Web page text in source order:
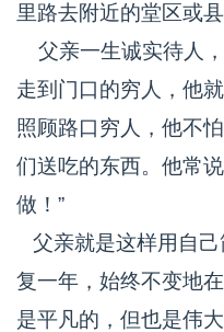
里路去附近的堂区或
父亲一生诚实待人
走到门口的穷人，他
照顾路口穷人，他不
们送吃的东西。他常
做！”
父亲就是这样用自
复一年，始终不变地
是平凡的，但也是伟大